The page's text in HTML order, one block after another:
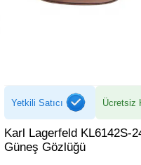
Yetkili Satıcı Ücretsiz
Karl Lagerfeld KL6142S-
Güneş Gözlüğü